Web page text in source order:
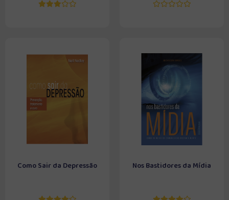
Como Sair da Depressão Nos Bastidores da Mídia